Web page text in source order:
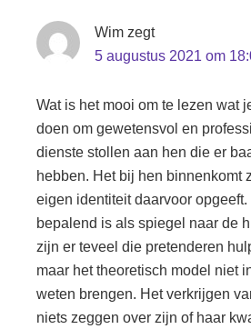
Wim zegt
5 augustus 2021 om
Wat is het mooi om te lezen wat
doen om gewetensvol en
dienste stollen aan hen die er
hebben. Het bij hen binnenkomt
eigen identiteit daarvoor
bepalend is als spiegel naar de
zijn er teveel die pretenderen
maar het theoretisch model niet
weten brengen. Het verkrijgen
niets zeggen over zijn of haar